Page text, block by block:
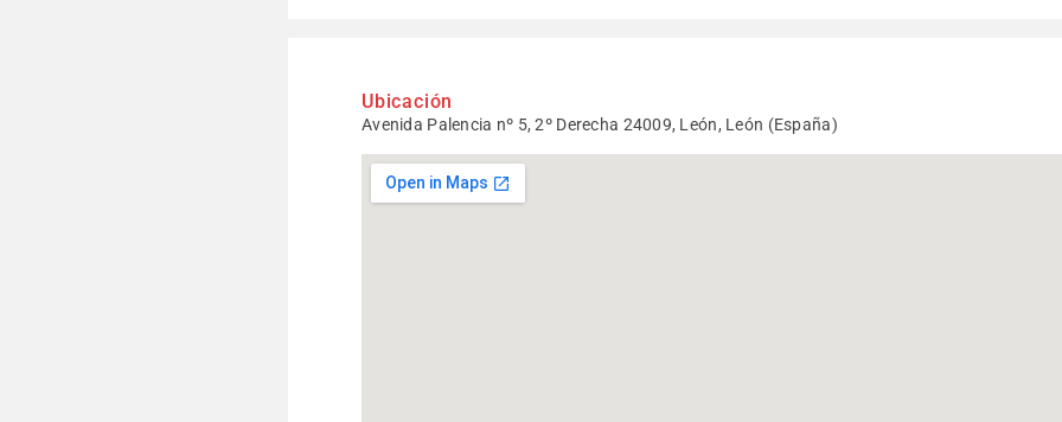
Ubicación
Avenida Palencia nº 5, 2º Derecha 24009, León, León (España)